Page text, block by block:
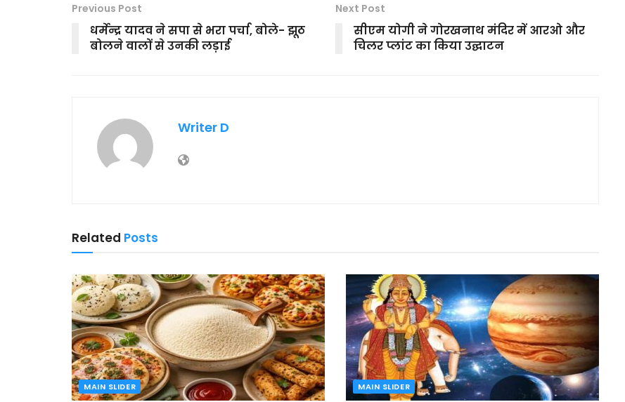
Previous Post
धर्मेन्द्र यादव ने सपा से भरा पर्चा, बोले- झूठ
बोलने वालों से उनकी लड़ाई
Next Post
सीएम योगी ने गोरखनाथ मंदिर में आरओ और
चिलर प्लांट का किया उद्घाटन
Writer D
Related Posts
MAIN SLIDER MAIN SLIDER